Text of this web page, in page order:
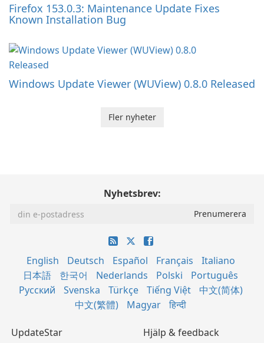
Firefox 153.0.3: Maintenance Update Fixes
Known Installation Bug
Windows Update Viewer (WUView) 0.8.0 Released
Fler nyheter
Nyhetsbrev:
English Deutsch Español Français
Italiano
日本語
한국어 Nederlands Polski
Português
Русский
Svenska Türkçe Tiếng Việt
中文(简体)
中文(繁體)
Magyar हिन्दी
UpdateStar Hjälp & feedback